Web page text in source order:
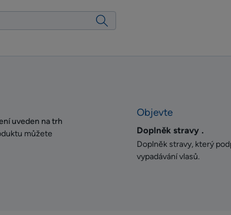
uveden na trh
můžete
Objevte
Doplněk stravy .
Doplněk stravy, který
vypadávání vlasů.